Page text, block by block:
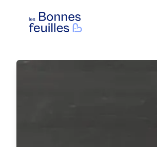
Les Bonnes Feuilles